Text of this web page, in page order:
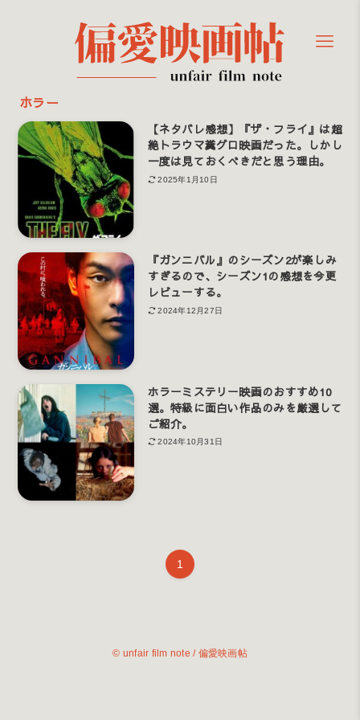
ホラー
【ネタバレ感想】『ザ・フライ』は超
絶トラウマ糞グロ映画だった。しかし
一度は見ておくべきだと思う理由。
2025年1月10日
『ガンニバル』のシーズン2が楽しみ
すぎるので、シーズン1の感想を今更
レビューする。
2024年12月27日
ホラーミステリー映画のおすすめ10
選。特級に面白い作品のみを厳選して
ご紹介。
2024年10月31日
1
© unfair film note / 偏愛映画帖